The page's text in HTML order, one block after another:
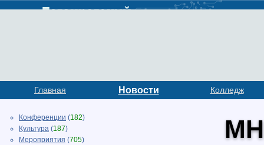
Главная Новости Колледж
Конференции (182)
Культура (187)
Мероприятия (705)